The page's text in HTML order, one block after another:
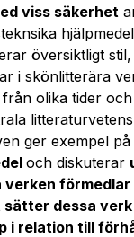
viss säkerhet
översiktligt
i skönlitterära
olika tider
ger exempel på
och diskuterar
förmedlar
sätter dessa
i relation till